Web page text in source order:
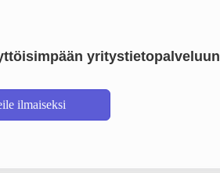
yritystietopalveluun
ilmaiseksi